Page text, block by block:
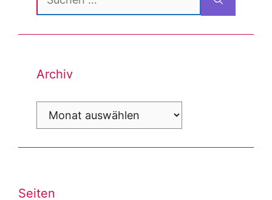
nach:
Archiv
Archiv
Seiten